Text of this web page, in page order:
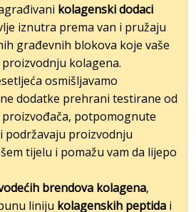
kolagenski dodaci
iznutra prema van i pružaju
građevnih blokova koje vaše
kolagena.
osmišljavamo
dodatke prehrani testirane od
potpomognute
podržavaju proizvodnju
tijelu i pomažu vam da lijepo
brendova kolagena,
liniju kolagenskih peptidai